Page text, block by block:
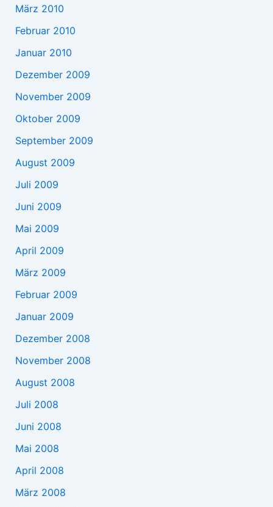
März 2010
Februar 2010
Januar 2010
Dezember 2009
November 2009
Oktober 2009
September 2009
August 2009
Juli 2009
Juni 2009
Mai 2009
April 2009
März 2009
Februar 2009
Januar 2009
Dezember 2008
November 2008
August 2008
Juli 2008
Juni 2008
Mai 2008
April 2008
März 2008